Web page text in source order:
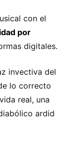
con el
por
digitales.
invectiva del
lo correcto
real, una
ardid